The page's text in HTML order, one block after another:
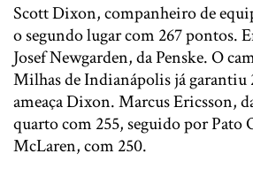
Scott Dixon, companheiro de
o segundo lugar com 267 pontos.
Josef Newgarden, da Penske. O
Milhas de Indianápolis já garantiu
ameaça Dixon. Marcus Ericsson,
quarto com 255, seguido por Pato
McLaren, com 250.